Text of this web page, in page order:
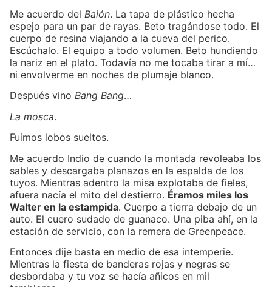
Me acuerdo del Baión. La tapa de plástico hecha
espejo para un par de rayas. Beto tragándose todo. El
cuerpo de resina viajando a la cueva del perico.
Escúchalo. El equipo a todo volumen. Beto hundiendo
la nariz en el plato. Todavía no me tocaba tirar a mí…
ni envolverme en noches de plumaje blanco.
Después vino Bang Bang…
La mosca.
Fuimos lobos sueltos.
Me acuerdo Indio de cuando la montada revoleaba los
sables y descargaba planazos en la espalda de los
tuyos. Mientras adentro la misa explotaba de fieles,
afuera nacía el mito del destierro. Éramos miles los
Walter en la estampida. Cuerpo a tierra debajo de un
auto. El cuero sudado de guanaco. Una piba ahí, en la
estación de servicio, con la remera de Greenpeace.
Entonces dije basta en medio de esa intemperie.
Mientras la fiesta de banderas rojas y negras se
desbordaba y tu voz se hacía añicos en mil